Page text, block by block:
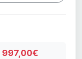
997,00€